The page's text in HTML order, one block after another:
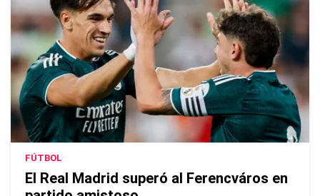
FÚTBOL
El Real Madrid superó al Ferencváros en